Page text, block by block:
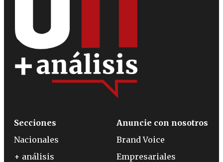
Secciones
Nacionales
+ análisis
Anuncie con nosotros
Brand Voice
Empresariales